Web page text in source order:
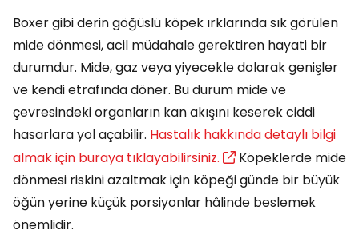
Boxer gibi derin göğüslü köpek ırklarında sık görülen
mide dönmesi, acil müdahale gerektiren hayati bir
durumdur. Mide, gaz veya yiyecekle dolarak genişler
ve kendi etrafında döner. Bu durum mide ve
çevresindeki organların kan akışını keserek ciddi
hasarlara yol açabilir. Hastalık hakkında detaylı bilgi
almak için buraya tıklayabilirsiniz.
Köpeklerde mide
dönmesi riskini azaltmak için köpeği günde bir büyük
öğün yerine küçük porsiyonlar hâlinde beslemek
önemlidir.